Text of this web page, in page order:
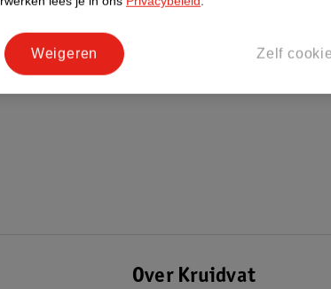
Over Kruidvat
Zelf
Weigeren